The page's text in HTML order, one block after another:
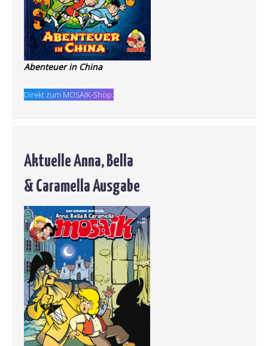
Abenteuer in China
Direkt zum MOSAIK-Shop.
Aktuelle Anna, Bella
& Caramella Ausgabe